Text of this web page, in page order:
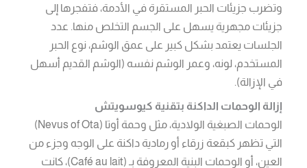
وتضرب جزيئات الحبر المستقرة في الأدمة، فتفجرها إلى
جزيئات مجهرية يسهل على الجسم التخلص منها. عدد
الجلسات يعتمد بشكل كبير على عمق الوشم، نوع الحبر
المستخدم، لونه، وعمر الوشم نفسه (الوشم القديم أسهل
في الإزالة).
إزالة الوحمات الداكنة بتقنية كيوسويتش
الوحمات الصبغية الولادية، مثل وحمة أوتا (Nevus of Ota)
التي تظهر كبقعة زرقاء أو رمادية داكنة على الوجه وجزء من
العين، أو الوحمات البنية المعروفة بـ (Café au lait)، كانت